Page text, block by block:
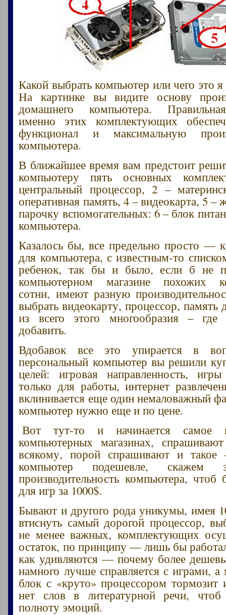
Какой выбрать компьютер или чего это
На картинке вы видите основу
домашнего компьютера.
именно этих комплектующих
функционал и максимальную
компьютера.
В ближайшее время вам предстоит
компьютеру пять основных
центральный процессор, 2 –
оперативная память, 4 – видеокарта, 5 –
парочку вспомогательных: 6 – блок
компьютера.
Казалось бы, все предельно просто —
для компьютера, с известным-то
ребенок, так бы и было, если б не
компьютерном магазине похожих
сотни, имеют разную
выбрать видеокарту, процессор, память
из всего этого многообразия –
добавить.
Вдобавок все это упирается в
персональный компьютер вы решили
целей: игровая направленность,
только для работы, интернет
вклинивается еще один немаловажный
компьютер нужно еще и по цене.
Вот тут-то и начинается самое
компьютерных магазинах,
всякому, порой спрашивают и такое
компьютер подешевле,
производительность компьютера,
для игр за 1000$.
Бывают и другого рода уникумы, имея
втиснуть самый дорогой процессор,
не менее важных, комплектующих
остаток, по принципу — лишь бы
как удивляются — почему более
намного лучше справляется с играми,
блок с «круто» процессором тормозит
нет слов в литературной речи,
полноту эмоций.